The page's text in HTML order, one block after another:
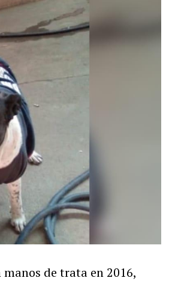
de trata en 2016,